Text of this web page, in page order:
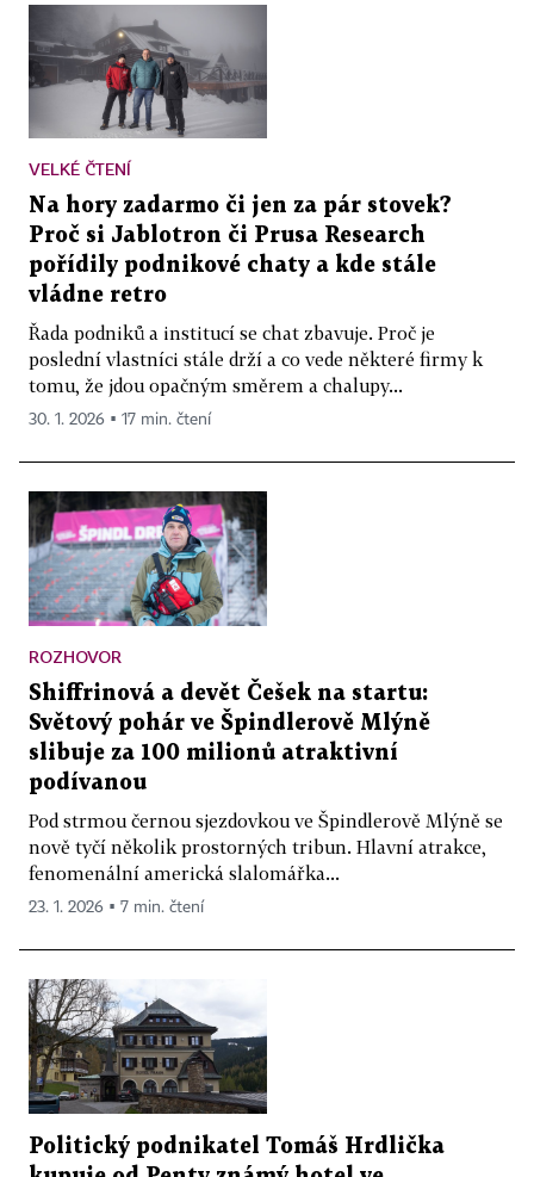
VELKÉ ČTENÍ
Na hory zadarmo či jen za pár stovek?
Proč si Jablotron či Prusa Research
pořídily podnikové chaty a kde stále
vládne retro
Řada podniků a institucí se chat zbavuje. Proč je
poslední vlastníci stále drží a co vede některé firmy k
tomu, že jdou opačným směrem a chalupy...
30. 1. 2026 ▪ 17 min. čtení
ROZHOVOR
Shiffrinová a devět Češek na startu:
Světový pohár ve Špindlerově Mlýně
slibuje za 100 milionů atraktivní
podívanou
Pod strmou černou sjezdovkou ve Špindlerově Mlýně se
nově tyčí několik prostorných tribun. Hlavní atrakce,
fenomenální americká slalomářka...
23. 1. 2026 ▪ 7 min. čtení
Politický podnikatel Tomáš Hrdlička